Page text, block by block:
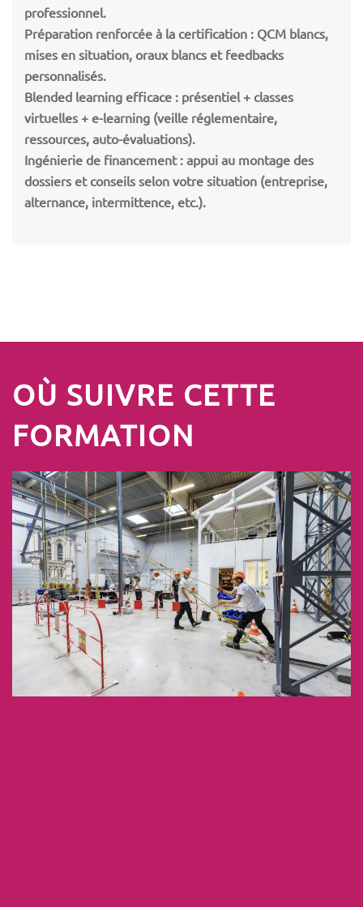
professionnel.
Préparation renforcée à la certification : QCM blancs,
mises en situation, oraux blancs et feedbacks
personnalisés.
Blended learning efficace : présentiel + classes
virtuelles + e-learning (veille réglementaire,
ressources, auto-évaluations).
Ingénierie de financement : appui au montage des
dossiers et conseils selon votre situation (entreprise,
alternance, intermittence, etc.).
OÙ SUIVRE CETTE
FORMATION